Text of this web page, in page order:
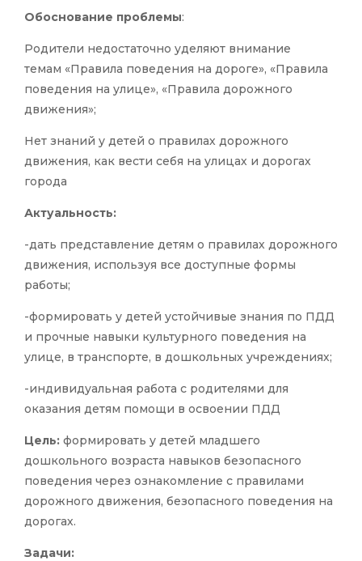
Обоснование проблемы:
Родители недостаточно уделяют внимание
темам «Правила поведения на дороге», «Правила
поведения на улице», «Правила дорожного
движения»;
Нет знаний у детей о правилах дорожного
движения, как вести себя на улицах и дорогах
города
Актуальность:
-дать представление детям о правилах дорожного
движения, используя все доступные формы
работы;
-формировать у детей устойчивые знания по ПДД
и прочные навыки культурного поведения на
улице, в транспорте, в дошкольных учреждениях;
-индивидуальная работа с родителями для
оказания детям помощи в освоении ПДД
Цель: формировать у детей младшего
дошкольного возраста навыков безопасного
поведения через ознакомление с правилами
дорожного движения, безопасного поведения на
дорогах.
Задачи: